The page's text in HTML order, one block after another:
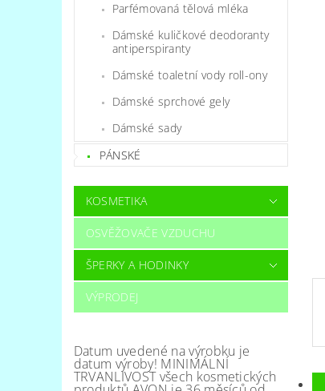
Parfémovaná tělová mléka
Dámské kuličkové deodoranty
antiperspiranty
Dámské toaletní vody roll-ony
Dámské sprchové gely
Dámské sady
PÁNSKÉ
KOSMETIKA
OSVĚŽOVAČE VZDUCHU
ŠPERKY A HODINKY
VÝPRODEJ
Datum uvedené na výrobku je
datum výroby! MINIMÁLNÍ
TRVANLIVOST všech kosmetických